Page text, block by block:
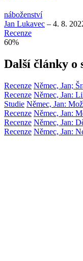
náboženství
Jan Lukavec – 4. 8.
Recenze
60%
Další články o
Recenze Němec, Jan;
Recenze Němec, Jan:
Studie Němec, Jan:
Recenze Němec, Jan:
Recenze Němec, Jan:
Recenze Němec, Jan: